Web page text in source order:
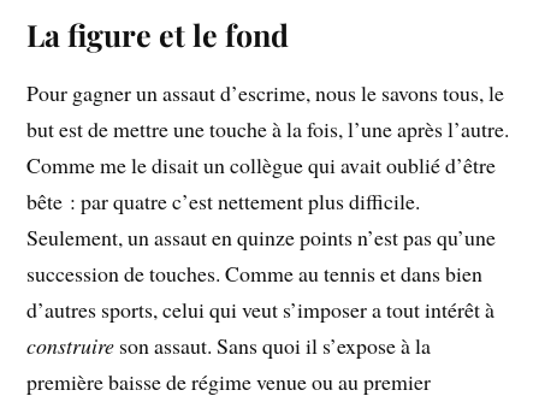
La figure et le fond
Pour gagner un assaut d’escrime, nous le savons tous, le
but est de mettre une touche à la fois, l’une après l’autre.
Comme me le disait un collègue qui avait oublié d’être
bête : par quatre c’est nettement plus difficile.
Seulement, un assaut en quinze points n’est pas qu’une
succession de touches. Comme au tennis et dans bien
d’autres sports, celui qui veut s’imposer a tout intérêt à
construire son assaut. Sans quoi il s’expose à la
première baisse de régime venue ou au premier